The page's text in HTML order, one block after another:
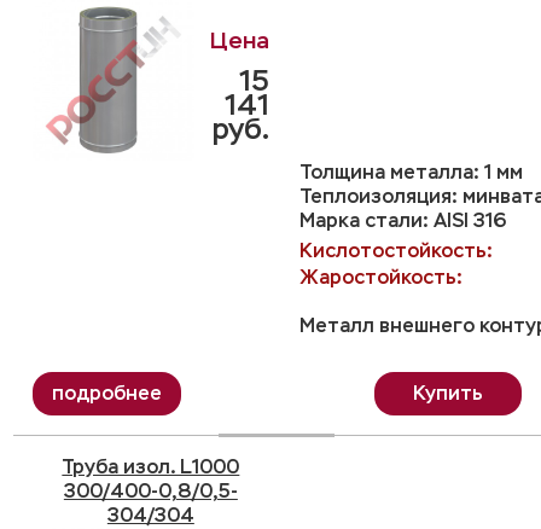
Толщина металла: 1 мм
Теплоизоляция:
Марка стали: AISI 316
Кислотостойкость:
Жаростойкость:
Металл внешнего
15
141
руб.
Купить
Труба изол. L1000
300/400-0,8/0,5-
304/304